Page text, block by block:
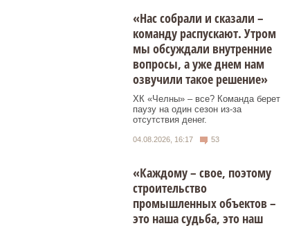
«Нас собрали и сказали –
команду распускают. Утром
мы обсуждали внутренние
вопросы, а уже днем нам
озвучили такое решение»
ХК «Челны» – все? Команда берет
паузу на один сезон из-за
отсутствия денег.
04.08.2026, 16:17 53
«Каждому – свое, поэтому
строительство
промышленных объектов –
это наша судьба, это наш